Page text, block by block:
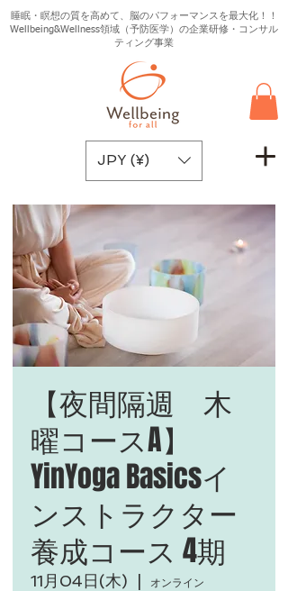
睡眠・瞑想の質を高めて、脳のパフォーマンスを最大化！！
Wellbeing&Wellness領域（予防医学）の企業研修・コンサル
ティング事業
JPY (¥)
【夜間隔週 木
曜コースA】
YinYoga Basicsイ
ンストラクター
養成コース 4期
11月04日(木)
  |
オンライン